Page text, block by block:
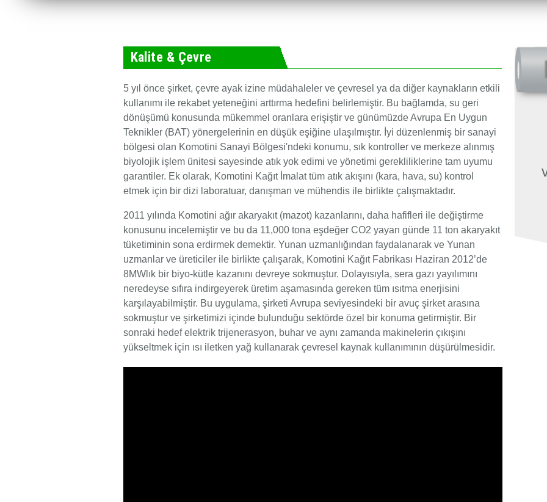
Kalite & Çevre
5 yıl önce şirket, çevre ayak izine müdahaleler ve çevresel ya da diğer kaynakların etkili
kullanımı ile rekabet yeteneğini arttırma hedefini belirlemiştir. Bu bağlamda, su geri
dönüşümü konusunda mükemmel oranlara erişiştir ve günümüzde Avrupa En Uygun
Teknikler (BAT) yönergelerinin en düşük eşiğine ulaşılmıştır. İyi düzenlenmiş bir sanayi
bölgesi olan Komotini Sanayi Bölgesi'ndeki konumu, sık kontroller ve merkeze alınmış
biyolojik işlem ünitesi sayesinde atık yok edimi ve yönetimi gerekliliklerine tam uyumu
garantiler. Ek olarak, Komotini Kağıt İmalat tüm atık akışını (kara, hava, su) kontrol
etmek için bir dizi laboratuar, danışman ve mühendis ile birlikte çalışmaktadır.
2011 yılında Komotini ağır akaryakıt (mazot) kazanlarını, daha hafifleri ile değiştirme
konusunu incelemiştir ve bu da 11,000 tona eşdeğer CO2 yayan günde 11 ton akaryakıt
tüketiminin sona erdirmek demektir. Yunan uzmanlığından faydalanarak ve Yunan
uzmanlar ve üreticiler ile birlikte çalışarak, Komotini Kağıt Fabrikası Haziran 2012’de
8MWlık bir biyo-kütle kazanını devreye sokmuştur. Dolayısıyla, sera gazı yayılımını
neredeyse sıfıra indirgeyerek üretim aşamasında gereken tüm ısıtma enerjisini
karşılayabilmiştir. Bu uygulama, şirketi Avrupa seviyesindeki bir avuç şirket arasına
sokmuştur ve şirketimizi içinde bulunduğu sektörde özel bir konuma getirmiştir. Bir
sonraki hedef elektrik trijenerasyon, buhar ve aynı zamanda makinelerin çıkışını
yükseltmek için ısı iletken yağ kullanarak çevresel kaynak kullanımının düşürülmesidir.